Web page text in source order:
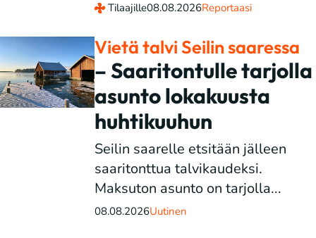
Tilaajille08.08.2026Reportaasi
Vietä talvi Seilin saaressa
– Saaritontulle tarjolla
asunto lokakuusta
huhtikuuhun
Seilin saarelle etsitään jälleen
saaritonttua talvikaudeksi.
Maksuton asunto on tarjolla...
08.08.2026Uutinen